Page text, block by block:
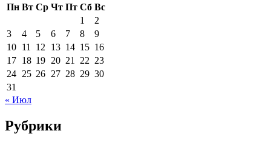
Пн Вт Ср Чт Пт Сб Вс
1
2
3
4 5 6 7 8
9
10 11 12 13 14 15 16
17 18 19 20 21 22 23
24 25 26 27 28 29 30
31
« Июл
Рубрики